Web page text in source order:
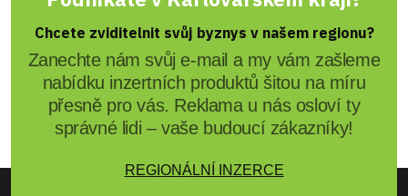
Chcete zviditelnit svůj byznys v našem regionu?
Zanechte nám svůj e-mail a my vám zašleme
nabídku inzertních produktů šitou na míru
přesně pro vás. Reklama u nás osloví ty
správné lidi – vaše budoucí zákazníky!
REGIONÁLNÍ INZERCE